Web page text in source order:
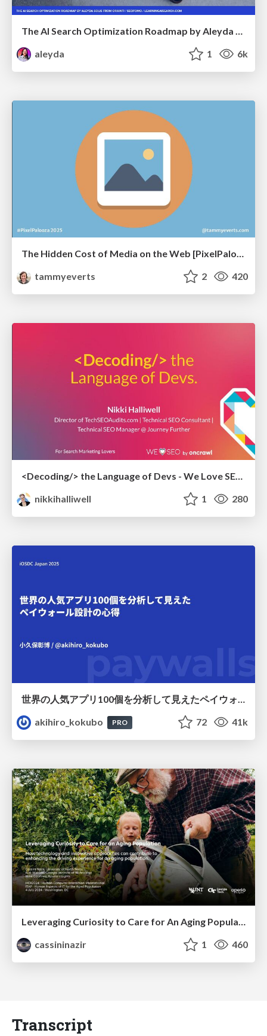
aleyda
1 6k
The Hidden Cost of Media on the Web [PixelPalooza 2025]
tammyeverts
2 420
<Decoding/> the Language of Devs - We Love SEO 2024
nikkihalliwell
1 280
世界の人気アプリ100個を分析して見えたペイウォール設計の心得
akihiro_kokubo
PRO 72 41k
Leveraging Curiosity to Care for An Aging Population
cassininazir
1 460
Transcript